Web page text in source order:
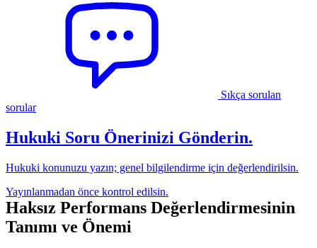
Sıkça sorulan
sorular
Hukuki Soru Önerinizi Gönderin.
Hukuki konunuzu yazın; genel bilgilendirme için değerlendirilsin.
Yayınlanmadan önce kontrol edilsin.
Haksız Performans Değerlendirmesinin
Tanımı ve Önemi